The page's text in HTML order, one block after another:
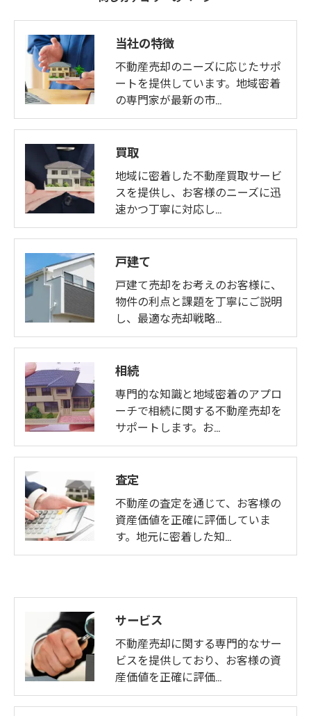
当社の特徴
不動産売却のニーズに応じたサポ
ートを提供しています。地域密着
の専門家が最新の市…
買取
地域に密着した不動産買取サービ
スを提供し、お客様のニーズに迅
速かつ丁寧に対応し…
戸建て
戸建て売却をお考えのお客様に、
物件の利点と課題を丁寧にご説明
し、最適な売却戦略…
相続
専門的な知識と地域密着のアプロ
ーチで相続に関する不動産売却を
サポートします。お…
査定
不動産の査定を通じて、お客様の
資産価値を正確に評価していま
す。地元に密着した知…
サービス
不動産売却に関する専門的なサー
ビスを提供しており、お客様の資
産価値を正確に評価…